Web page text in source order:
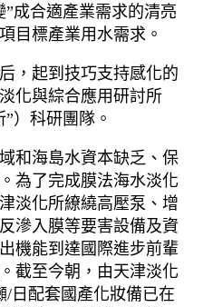
成合適產業需求的清亮
目標產業用水需求。
，起到技巧支持感化的
化與綜合應用研討所
”）科研團隊。
和海島水資本缺乏、保
為了完成膜法海水淡化
淡化所繚繞高壓泵、增
滲入膜等要害設備及資
機能到達國際進步前輩
截至今朝，由天津淡化
/日配套國產化妝備已在